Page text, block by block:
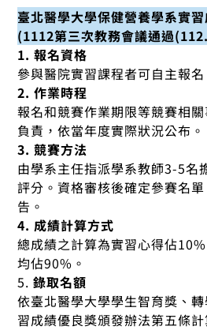
臺北醫學大學保健營養學系實
(1112第三次教務會議通過
1. 報名資格
參與醫院實習課程者可自主報名
2. 作業時程
報名和競賽作業期限等競賽相
負責，依當年度實際狀況公布。
3. 競賽方法
由學系主任指派學系教師3-5名
評分。資格審核後確定參賽名
告。
4. 成績計算方式
總成績之計算為實習心得佔
均佔90%。
5. 錄取名額
依臺北醫學大學學生智育獎、
習成績優良獎頒發辦法第五條計